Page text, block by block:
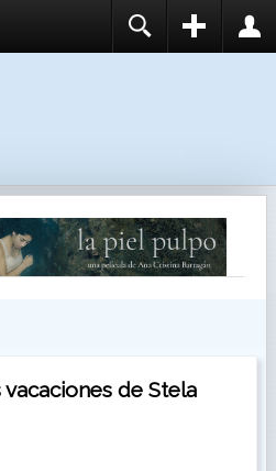
RECUÉRDEME
IDENTIFICARSE
vacaciones de Stela